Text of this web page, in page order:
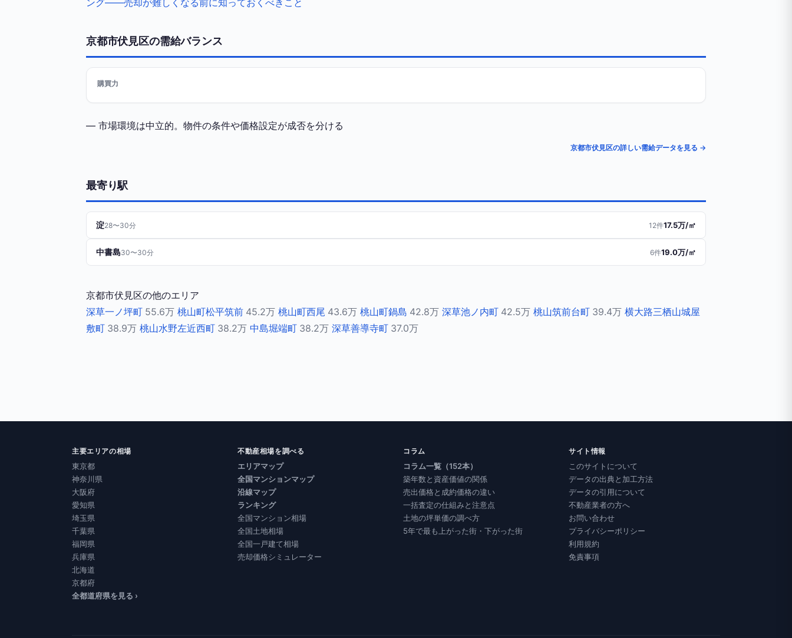
ング——売却が難しくなる前に知っておくべきこと
京都市伏見区の需給バランス
購買力
— 市場環境は中立的。物件の条件や価格設定が成否を分ける
京都市伏見区の詳しい需給データを見る →
最寄り駅
淀28〜30分 12件17.5万/㎡
中書島30〜30分 6件19.0万/㎡
京都市伏見区の他のエリア
深草一ノ坪町 55.6万 桃山町松平筑前 45.2万 桃山町西尾 43.6万 桃山町鍋島 42.8万 深草池ノ内町 42.5万 桃山筑前台町 39.4万 横大路三栖山城屋
敷町 38.9万 桃山水野左近西町 38.2万 中島堀端町 38.2万 深草善導寺町 37.0万
主要エリアの相場
東京都
神奈川県
大阪府
愛知県
埼玉県
千葉県
福岡県
兵庫県
北海道
京都府
全都道府県を見る ›
不動産相場を調べる
エリアマップ
全国マンションマップ
沿線マップ
ランキング
全国マンション相場
全国土地相場
全国一戸建て相場
売却価格シミュレーター
コラム
コラム一覧（152本）
築年数と資産価値の関係
売出価格と成約価格の違い
一括査定の仕組みと注意点
土地の坪単価の調べ方
5年で最も上がった街・下がった街
サイト情報
このサイトについて
データの出典と加工方法
データの引用について
不動産業者の方へ
お問い合わせ
プライバシーポリシー
利用規約
免責事項